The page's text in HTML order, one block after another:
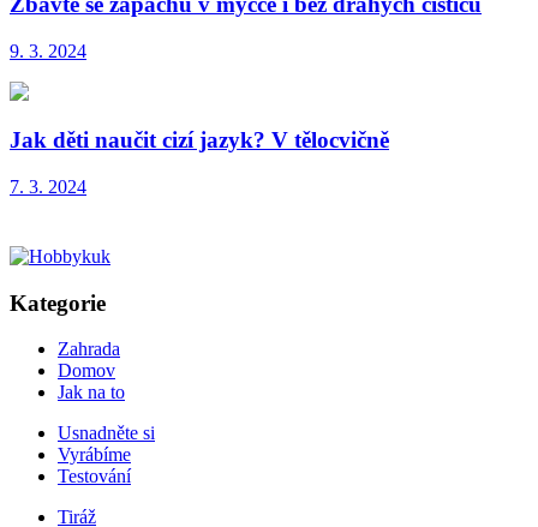
9. 3. 2024
Jak děti naučit cizí jazyk? V tělocvičně
7. 3. 2024
Kategorie
Zahrada
Domov
Jak na to
Usnadněte si
Vyrábíme
Testování
Tiráž